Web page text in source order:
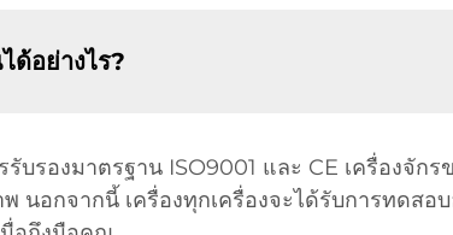
ด้อย่างไร?
รองมาตรฐาน ISO9001 และ CE เครื่องจักร
นอกจากนี้ เครื่องทุกเครื่องจะได้รับการทดสอ